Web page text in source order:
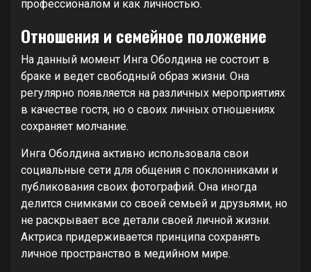
профессионалом и как личностью.
Отношения и семейное положение
На данный момент Инга Оболдина не состоит в
браке и ведет свободный образ жизни. Она
регулярно появляется на различных мероприятиях
в качестве гостя, но о своих личных отношениях
сохраняет молчание.
Инга Оболдина активно использовала свои
социальные сети для общения с поклонниками и
публикования своих фотографий. Она иногда
делится снимками со своей семьей и друзьями, но
не раскрывает все детали своей личной жизни.
Актриса придерживается принципа сохранять
личное пространство в медийном мире.